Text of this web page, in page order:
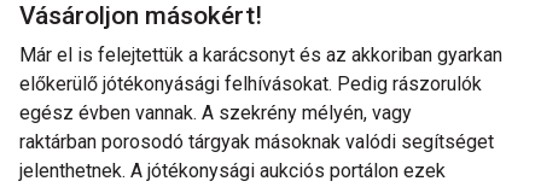
Vásároljon másokért!
Már el is felejtettük a karácsonyt és az akkoriban gyarkan
előkerülő jótékonyásági felhívásokat. Pedig rászorulók
egész évben vannak. A szekrény mélyén, vagy
raktárban porosodó tárgyak másoknak valódi segítséget
jelenthetnek. A jótékonysági aukciós portálon ezek